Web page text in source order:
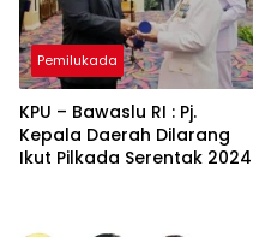
Pemilukada
KPU – Bawaslu RI : Pj.
Kepala Daerah Dilarang
Ikut Pilkada Serentak 2024